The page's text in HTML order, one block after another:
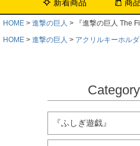
新着商品 商
HOME 進撃の巨人
『進撃の巨人 The
HOME
進撃の巨人 アクリルキーホル
Category
『ふしぎ遊戯』